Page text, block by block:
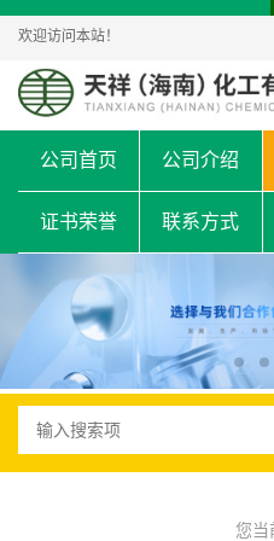
欢迎访问本站！
公司首页 公司介绍
证书荣誉 联系方式
您当